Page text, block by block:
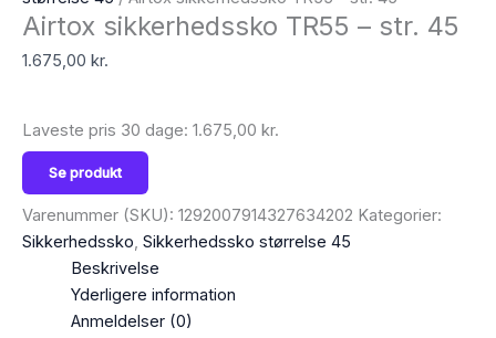
Airtox sikkerhedssko TR55 – str. 45
1.675,00 kr.
Laveste pris 30 dage: 1.675,00 kr.
Se produkt
Varenummer (SKU): 1292007914327634202 Kategorier:
Sikkerhedssko, Sikkerhedssko størrelse 45
Beskrivelse
Yderligere information
Anmeldelser (0)